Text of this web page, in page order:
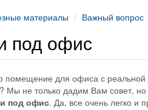
материалы Важный вопрос
под офис
помещение для офиса с реальной
Мы не только дадим Вам совет,
под офис. Да, все очень легко и